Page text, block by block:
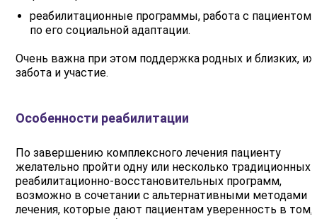
реабилитационные программы, работа с пациентом
по его социальной адаптации.
Очень важна при этом поддержка родных и близких, их
забота и участие.
Особенности реабилитации
По завершению комплексного лечения пациенту
желательно пройти одну или несколько традиционных
реабилитационно-восстановительных программ,
возможно в сочетании с альтернативными методами
лечения, которые дают пациентам уверенность в том,